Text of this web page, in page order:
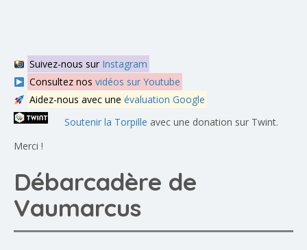
Suivez-nous sur Instagram
Consultez nos vidéos sur Youtube
Aidez-nous avec une évaluation Google
Soutenir la Torpille avec une donation sur Twint.
Merci !
Débarcadère de
Vaumarcus